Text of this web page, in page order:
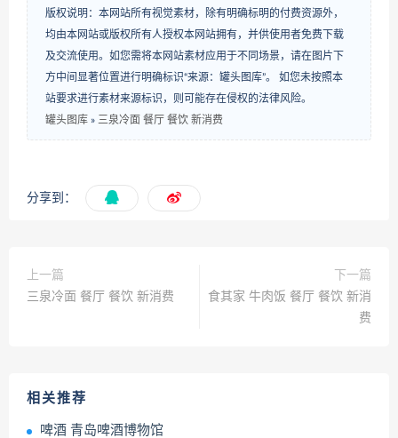
版权说明：本网站所有视觉素材，除有明确标明的付费资源外，
均由本网站或版权所有人授权本网站拥有，并供使用者免费下载
及交流使用。如您需将本网站素材应用于不同场景，请在图片下
方中间显著位置进行明确标识“来源：罐头图库”。 如您未按照本
站要求进行素材来源标识，则可能存在侵权的法律风险。
罐头图库 » 三泉冷面 餐厅 餐饮 新消费
分享到：
上一篇
三泉冷面 餐厅 餐饮 新消费
下一篇
食其家 牛肉饭 餐厅 餐饮 新消
费
相关推荐
啤酒 青岛啤酒博物馆